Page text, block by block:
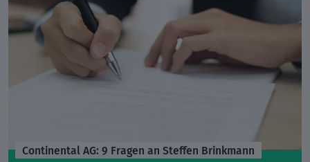
Continental AG: 9 Fragen an Steffen Brinkmann